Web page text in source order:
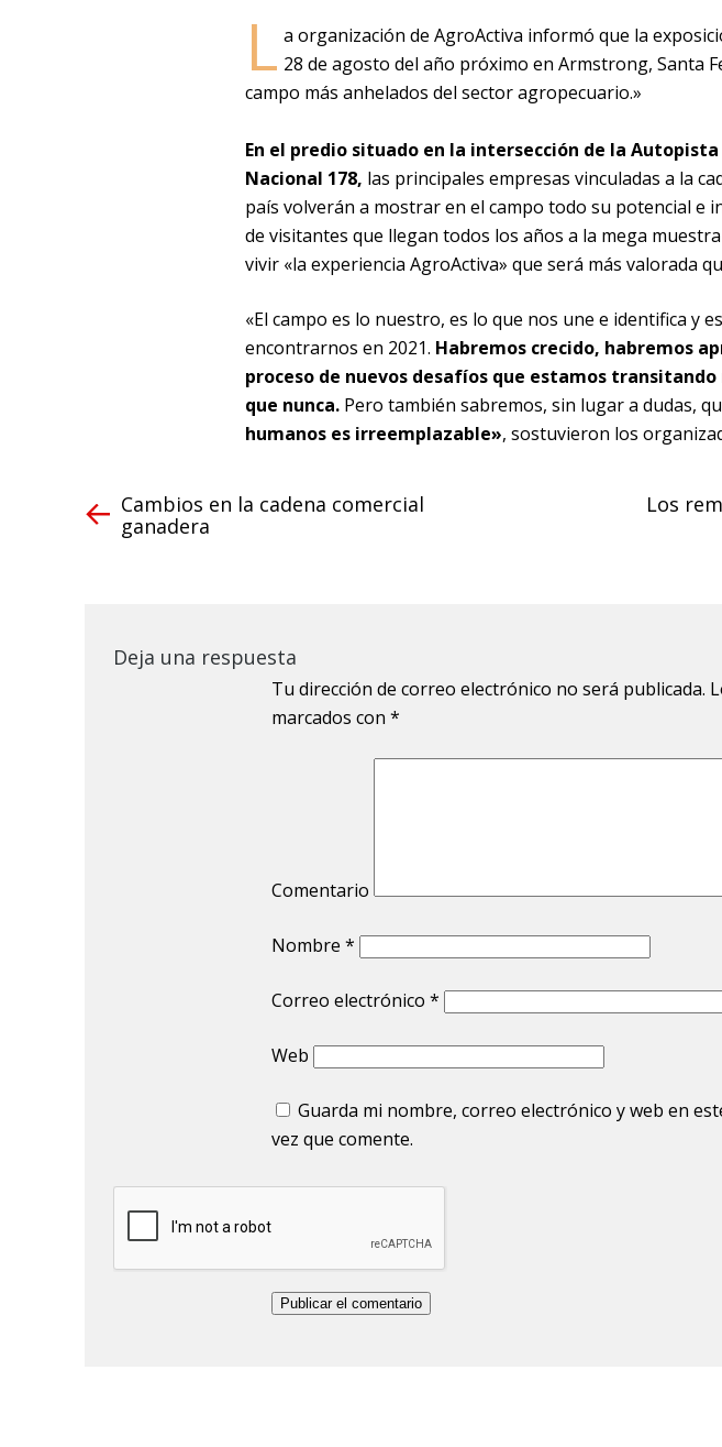
L a organización de AgroActiva informó que la
28 de agosto del año próximo en Armstrong, Santa
campo más anhelados del sector agropecuario.»
En el predio situado en la intersección de la
Nacional 178, las principales empresas vinculadas a la
país volverán a mostrar en el campo todo su potencial e
de visitantes que llegan todos los años a la mega
vivir «la experiencia AgroActiva» que será más valorada
«El campo es lo nuestro, es lo que nos une e identifica y
encontrarnos en 2021. Habremos crecido, habremos
proceso de nuevos desafíos que estamos
que nunca. Pero también sabremos, sin lugar a dudas,
humanos es irreemplazable», sostuvieron los
Cambios en la cadena comercial
ganadera
Los
Deja una respuesta
Tu dirección de correo electrónico no será publicada.
marcados con *
Comentario
Nombre *
Correo electrónico *
Web
Guarda mi nombre, correo electrónico y web en
vez que comente.